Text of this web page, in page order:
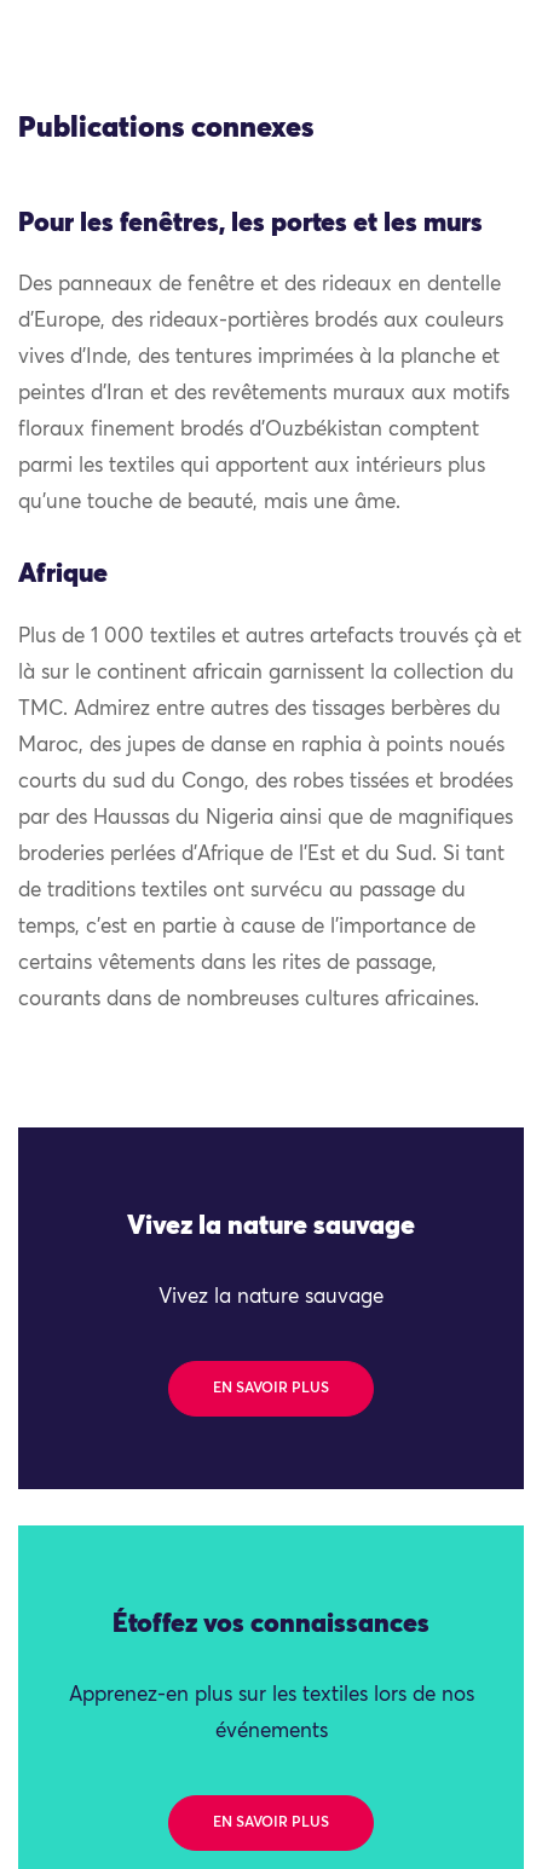
Publications connexes
Pour les fenêtres, les portes et les murs
Des panneaux de fenêtre et des rideaux en dentelle
d’Europe, des rideaux-portières brodés aux couleurs
vives d’Inde, des tentures imprimées à la planche et
peintes d’Iran et des revêtements muraux aux motifs
floraux finement brodés d’Ouzbékistan comptent
parmi les textiles qui apportent aux intérieurs plus
qu’une touche de beauté, mais une âme.
Afrique
Plus de 1 000 textiles et autres artefacts trouvés çà et
là sur le continent africain garnissent la collection du
TMC. Admirez entre autres des tissages berbères du
Maroc, des jupes de danse en raphia à points noués
courts du sud du Congo, des robes tissées et brodées
par des Haussas du Nigeria ainsi que de magnifiques
broderies perlées d’Afrique de l’Est et du Sud. Si tant
de traditions textiles ont survécu au passage du
temps, c’est en partie à cause de l’importance de
certains vêtements dans les rites de passage,
courants dans de nombreuses cultures africaines.
Vivez la nature sauvage
Vivez la nature sauvage
EN SAVOIR PLUS
Étoffez vos connaissances
Apprenez-en plus sur les textiles lors de nos
événements
EN SAVOIR PLUS